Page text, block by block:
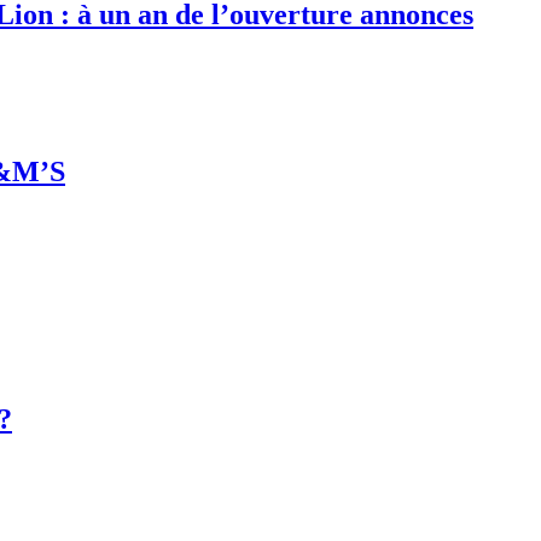
: à un an de l’ouverture annonces